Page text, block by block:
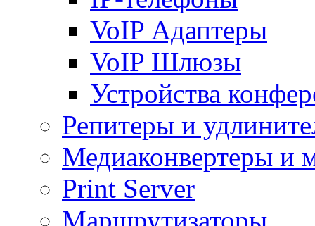
VoIP Адаптеры
VoIP Шлюзы
Устройства
Репитеры и
Медиаконвертеры и
Print Server